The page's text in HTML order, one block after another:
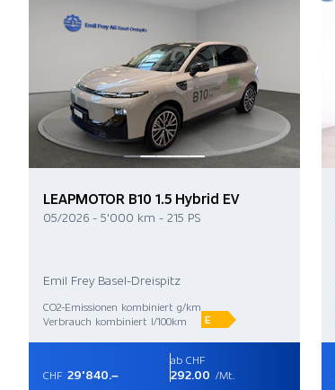
LEAPMOTOR B10 1.5 Hybrid EV
05/2026 - 5'000 km - 215 PS
Emil Frey Basel-Dreispitz
CO2-Emissionen kombiniert g/km
Verbrauch kombiniert l/100km
E
CHF 29'840.–
ab CHF
292.00 /Mt.